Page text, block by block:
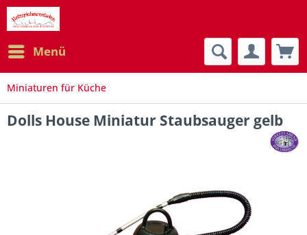
Menü
Miniaturen für Küche
Dolls House Miniatur Staubsauger gelb